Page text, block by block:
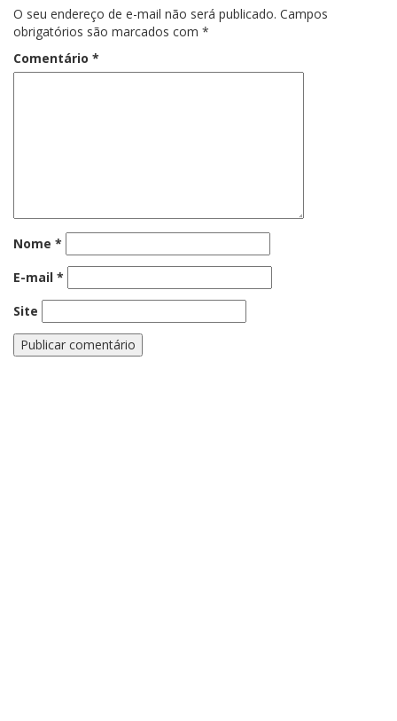
O seu endereço de e-mail não será publicado. Campos
obrigatórios são marcados com *
Comentário *
Nome *
E-mail *
Site